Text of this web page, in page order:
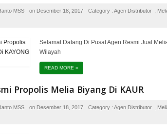
MSS on Desember 18, 2017 Category : Agen Distributor
Selamat Datang Di Pusat Agen Resmi Jual
Wilayah
READ MORE »
Propolis Melia Biyang Di KAUR
MSS on Desember 18, 2017 Category : Agen Distributor